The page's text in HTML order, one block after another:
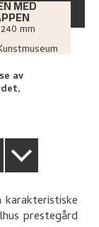
MED
mm
av
prestegård